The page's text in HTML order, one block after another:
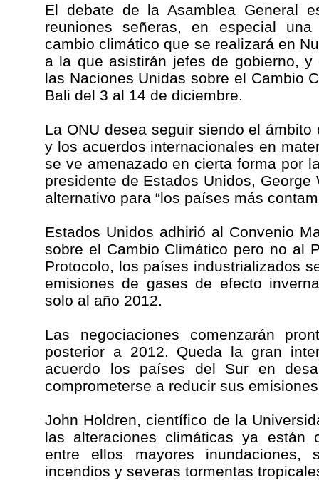
El debate de la Asamblea General
reuniones señeras, en especial
cambio climático que se realizará en
a la que asistirán jefes de gobierno,
las Naciones Unidas sobre el Cambio
Bali del 3 al 14 de diciembre.
La ONU desea seguir siendo el
y los acuerdos internacionales en
se ve amenazado en cierta forma por
presidente de Estados Unidos,
alternativo para “los países más
Estados Unidos adhirió al Convenio
sobre el Cambio Climático pero no al
Protocolo, los países industrializados
emisiones de gases de efecto
solo al año 2012.
Las negociaciones comenzarán
posterior a 2012. Queda la gran
acuerdo los países del Sur en
comprometerse a reducir sus
John Holdren, científico de la
las alteraciones climáticas ya están
entre ellos mayores inundaciones,
incendios y severas tormentas